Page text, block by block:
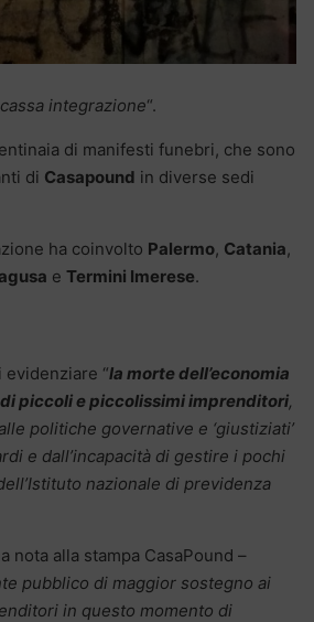
integrazione“.
di manifesti funebri, che sono
di Casapound in diverse sedi
ha coinvolto Palermo, Catania,
e Termini Imerese.
evidenziare “la morte dell’economia
piccoli e piccolissimi imprenditori,
politiche governative e ‘giustiziati’
e dall’incapacità di gestire i pochi
nazionale di previdenza
nota alla stampa CasaPound –
pubblico di maggior sostegno ai
in questo momento di